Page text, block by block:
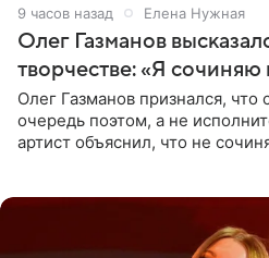
9 часов назад Елена Нужная
Олег Газманов
творчестве: «Я
Олег Газманов признался, что
очередь поэтом, а не
артист объяснил, что не